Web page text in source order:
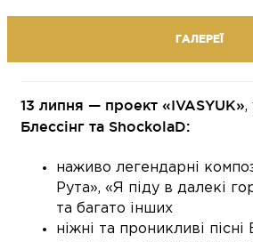
ГАЛЕРЕЇ
13 липня — проект «IVASYUK»,
Блессінг та ShockolaD:
наживо легендарні
Рута», «Я піду в далекі
та багато інших
ніжні та проникливі